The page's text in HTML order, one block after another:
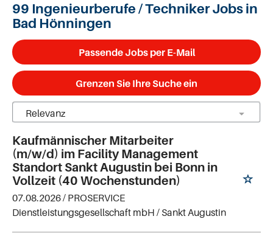
99 Ingenieurberufe / Techniker Jobs in
Bad Hönningen
Passende Jobs per E-Mail
Grenzen Sie Ihre Suche ein
Kaufmännischer Mitarbeiter
(m/w/d) im Facility Management
Standort Sankt Augustin bei Bonn in
Vollzeit (40 Wochenstunden)
07.08.2026 / PROSERVICE
Dienstleistungsgesellschaft mbH / Sankt Augustin